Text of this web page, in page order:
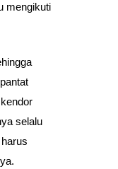
mengikuti
selalu